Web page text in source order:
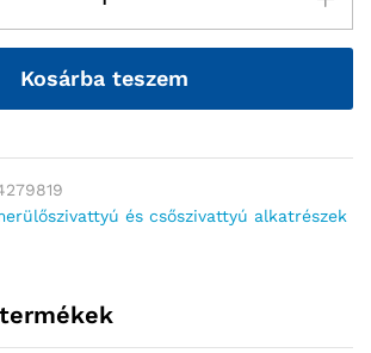
Kosárba teszem
és csőszivattyú alkatrészek